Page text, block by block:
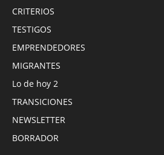
CRITERIOS
TESTIGOS
EMPRENDEDORES
MIGRANTES
Lo de hoy 2
TRANSICIONES
NEWSLETTER
BORRADOR